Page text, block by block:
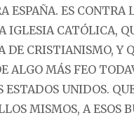
ESPAÑA. ES CONTRA
IGLESIA CATÓLICA,
DE CRISTIANISMO, Y
ALGO MÁS FEO
ESTADOS UNIDOS.
MISMOS, A ESOS